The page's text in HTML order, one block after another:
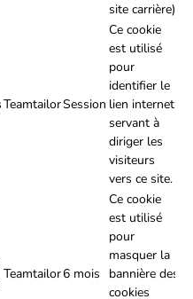
site carrière).
TeamtailorSession
Ce cookie
est utilisé
pour
identifier le
lien internet
servant à
diriger les
visiteurs
vers ce site.
Teamtailor6 mois
Ce cookie
est utilisé
pour
masquer la
bannière des
cookies